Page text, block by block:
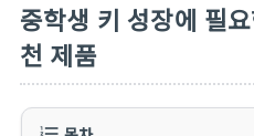
중학생 키 성장에 필
천 제품